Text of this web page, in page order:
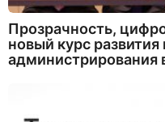
Прозрачность,
новый курс развития
администрирования